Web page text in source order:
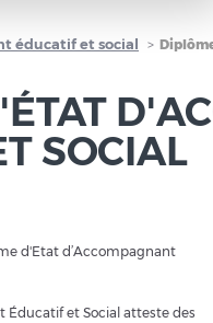
éducatif et social
SOCIAL
d'Etat d’Accompagnant
et Social atteste des